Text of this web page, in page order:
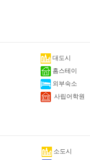
대도시
홈스테이
외부숙소
사립어학원
소도시